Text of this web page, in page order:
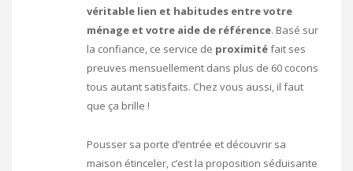
véritable lien et habitudes entre votre
ménage et votre aide de référence. Basé sur
la confiance, ce service de proximitéfait ses
preuves mensuellement dans plus de 60 cocons
tous autant satisfaits. Chez vous aussi, il faut
que ça brille !
Pousser sa porte d’entrée et découvrir sa
maison étinceler, c’est la proposition séduisante